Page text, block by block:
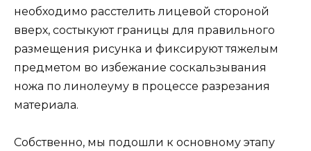
необходимо расстелить лицевой стороной
вверх, состыкуют границы для правильного
размещения рисунка и фиксируют тяжелым
предметом во избежание соскальзывания
ножа по линолеуму в процессе разрезания
материала.
Собственно, мы подошли к основному этапу